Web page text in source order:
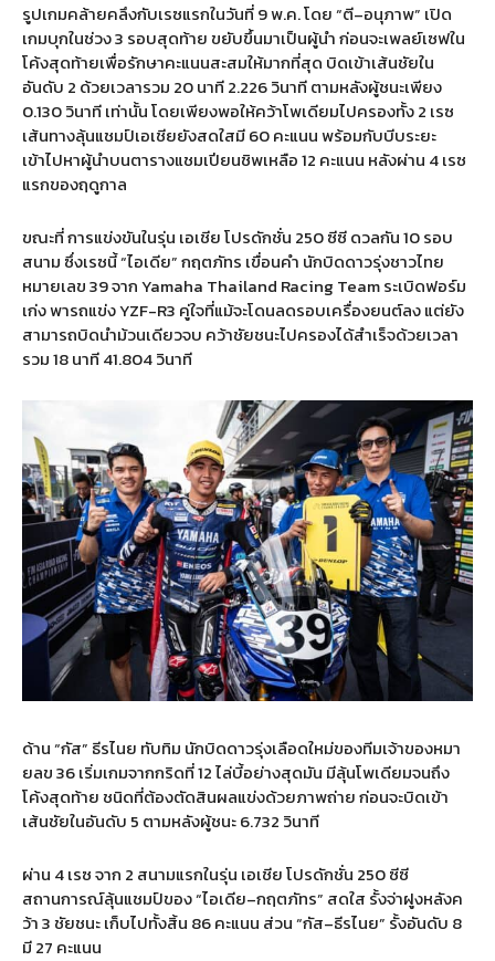
รูปเกมคล้ายคลึงกับเรซแรกในวันที่9พ.ค.โดย“ตี–อนุภาพ” เปิด
เกมบุกในช่วง3 รอบสุดท้าย ขยับขึ้นมาเป็นผู้นำ ก่อนจะเพลย์เซฟใน
โค้งสุดท้ายเพื่อรักษาคะแนนสะสมให้มากที่สุด บิดเข้าเส้นชัยใน
อันดับ 2 ด้วยเวลารวม 20นาที2.226วินาที ตามหลังผู้ชนะเพียง
0.130วินาที เท่านั้น โดยเพียงพอให้คว้าโพเดียมไปครองทั้ง2 เรซ
เส้นทางลุ้นแชมป์เอเชียยังสดใสมี60คะแนน พร้อมกับบีบระยะ
เข้าไปหาผู้นำบนตารางแชมเปียนชิพเหลือ12 คะแนน หลังผ่าน 4เรซ
แรกของฤดูกาล
ขณะที่ การแข่งขันในรุ่น เอเชีย โปรดักชั่น 250ซีซี ดวลกัน10รอบ
สนาม ซึ่งเรซนี้“ไอเดีย”กฤตภัทร เขื่อนคำ นักบิดดาวรุ่งชาวไทย
หมายเลข39จากYamaha Thailand Racing Teamระเบิดฟอร์ม
เก่ง พารถแข่งYZF-R3 คู่ใจที่แม้จะโดนลดรอบเครื่องยนต์ลง แต่ยัง
สามารถบิดนำม้วนเดียวจบ คว้าชัยชนะไปครองได้สำเร็จด้วยเวลา
รวม18นาที41.804วินาที
ด้าน“กัส” ธีรไนย ทับทิม นักบิดดาวรุ่งเลือดใหม่ของทีมเจ้าของหมา
ยลข36เริ่มเกมจากกริดที่12ไล่บี้อย่างสุดมัน มีลุ้นโพเดียมจนถึง
โค้งสุดท้าย ชนิดที่ต้องตัดสินผลแข่งด้วยภาพถ่าย ก่อนจะบิดเข้า
เส้นชัยในอันดับ 5 ตามหลังผู้ชนะ6.732 วินาที
ผ่าน 4เรซ จาก 2 สนามแรกในรุ่น เอเชีย โปรดักชั่น 250ซีซี
สถานการณ์ลุ้นแชมป์ของ“ไอเดีย–กฤตภัทร” สดใส รั้งจ่าฝูงหลังค
ว้า3ชัยชนะ เก็บไปทั้งสิ้น 86คะแนน ส่วน“กัส–ธีรไนย” รั้งอันดับ 8
มี27 คะแนน